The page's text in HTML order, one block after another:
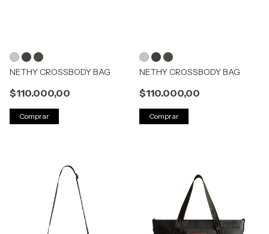
NETHY CROSSBODY BAG
$110.000,00
Comprar
NETHY CROSSBODY BAG
$110.000,00
Comprar